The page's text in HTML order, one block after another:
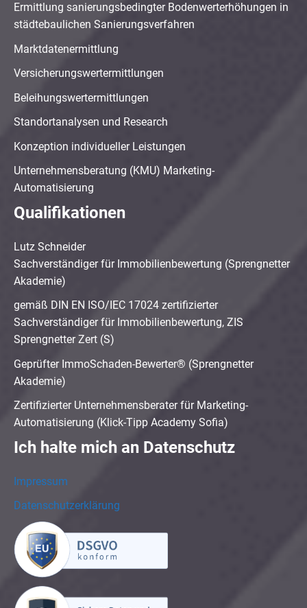
Ermittlung sanierungsbedingter Bodenwerterhöhungen in
städtebaulichen Sanierungsverfahren
Marktdatenermittlung
Versicherungswertermittlungen
Beleihungswertermittlungen
Standortanalysen und Research
Konzeption individueller Leistungen
Unternehmensberatung (KMU) Marketing-
Automatisierung
Qualifikationen
Lutz Schneider
Sachverständiger für Immobilienbewertung (Sprengnetter
Akademie)
gemäß DIN EN ISO/IEC 17024 zertifizierter
Sachverständiger für Immobilienbewertung, ZIS
Sprengnetter Zert (S)
Geprüfter ImmoSchaden-Bewerter® (Sprengnetter
Akademie)
Zertifizierter Unternehmensberater für Marketing-
Automatisierung (Klick-Tipp Academy Sofia)
Ich halte mich an Datenschutz
Impressum
Datenschutzerklärung